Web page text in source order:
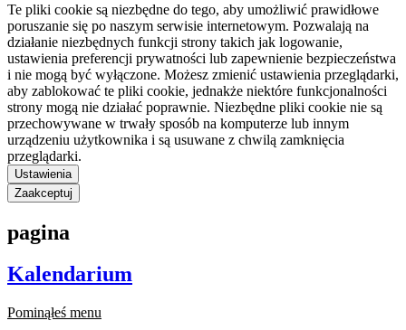
Te pliki cookie są niezbędne do tego, aby umożliwić prawidłowe
poruszanie się po naszym serwisie internetowym. Pozwalają na
działanie niezbędnych funkcji strony takich jak logowanie,
ustawienia preferencji prywatności lub zapewnienie bezpieczeństwa
i nie mogą być wyłączone. Możesz zmienić ustawienia przeglądarki,
aby zablokować te pliki cookie, jednakże niektóre funkcjonalności
strony mogą nie działać poprawnie. Niezbędne pliki cookie nie są
przechowywane w trwały sposób na komputerze lub innym
urządzeniu użytkownika i są usuwane z chwilą zamknięcia
przeglądarki.
Ustawienia
Zaakceptuj
pagina
Kalendarium
Pominąłeś menu